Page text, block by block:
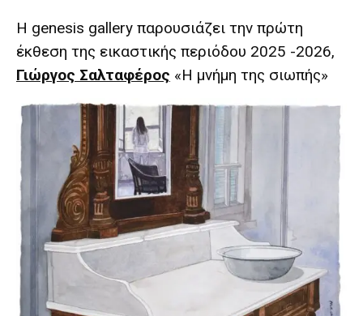
Η genesis gallery παρουσιάζει την πρώτη
έκθεση της εικαστικής περιόδου 2025 -2026,
Γιώργος Σαλταφέρος «Η μνήμη της σιωπής»